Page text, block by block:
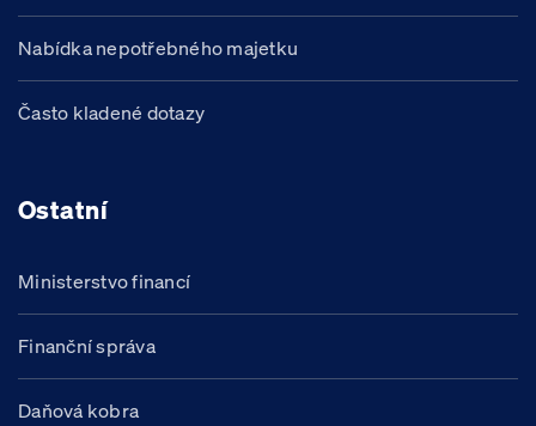
Nabídka nepotřebného majetku
Často kladené dotazy
Ostatní
Ministerstvo financí
Finanční správa
Daňová kobra